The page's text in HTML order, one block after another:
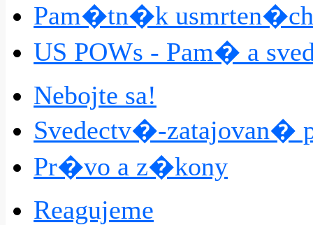
Pam�tn�k usmrten�ch
US POWs - Pam� a
Nebojte sa!
Svedectv�-zatajovan�
Pr�vo a z�kony
Reagujeme